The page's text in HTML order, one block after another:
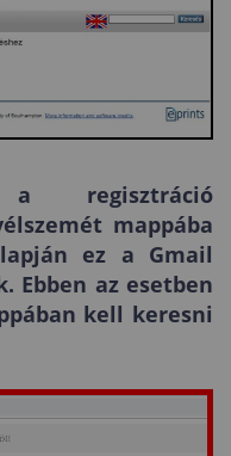
regisztráció
mappába
ez a Gmail
Ebben az esetben
kell keresni